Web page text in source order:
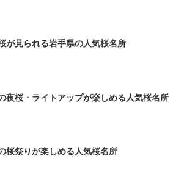
が見られる岩手県の人気桜名所
夜桜・ライトアップが楽しめる人気桜名所
桜祭りが楽しめる人気桜名所